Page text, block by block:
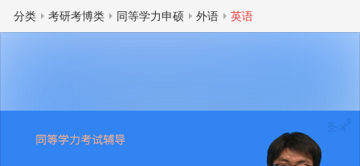
分类 考研考博类 同等学力申硕 外语 英语